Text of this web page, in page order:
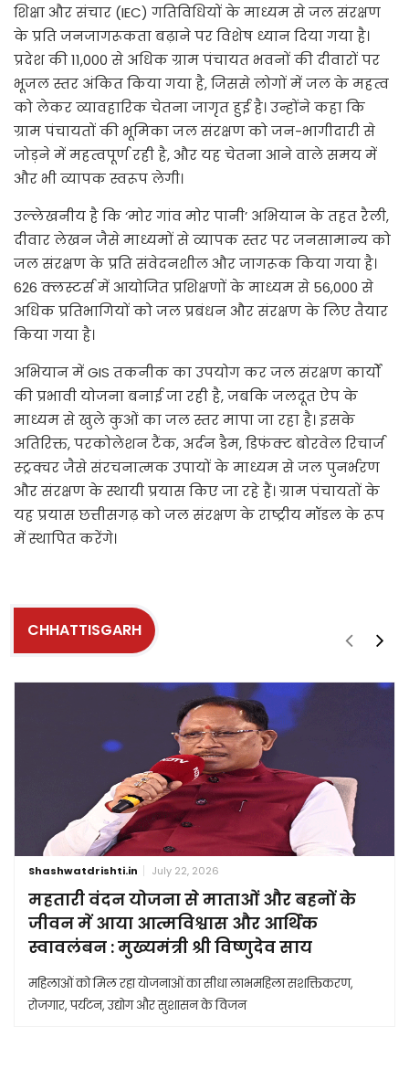
शिक्षा और संचार (IEC) गतिविधियों के माध्यम से जल संरक्षण
के प्रति जनजागरूकता बढ़ाने पर विशेष ध्यान दिया गया है।
प्रदेश की 11,000 से अधिक ग्राम पंचायत भवनों की दीवारों पर
भूजल स्तर अंकित किया गया है, जिससे लोगों में जल के महत्व
को लेकर व्यावहारिक चेतना जागृत हुई है। उन्होंने कहा कि
ग्राम पंचायतों की भूमिका जल संरक्षण को जन-भागीदारी से
जोड़ने में महत्वपूर्ण रही है, और यह चेतना आने वाले समय में
और भी व्यापक स्वरूप लेगी।
उल्लेखनीय है कि ‘मोर गांव मोर पानी’ अभियान के तहत रैली,
दीवार लेखन जैसे माध्यमों से व्यापक स्तर पर जनसामान्य को
जल संरक्षण के प्रति संवेदनशील और जागरूक किया गया है।
626 क्लस्टर्स में आयोजित प्रशिक्षणों के माध्यम से 56,000 से
अधिक प्रतिभागियों को जल प्रबंधन और संरक्षण के लिए तैयार
किया गया है।
अभियान में GIS तकनीक का उपयोग कर जल संरक्षण कार्यों
की प्रभावी योजना बनाई जा रही है, जबकि जलदूत ऐप के
माध्यम से खुले कुओं का जल स्तर मापा जा रहा है। इसके
अतिरिक्त, परकोलेशन टैंक, अर्दन डैम, डिफंक्ट बोरवेल रिचार्ज
स्ट्रक्चर जैसे संरचनात्मक उपायों के माध्यम से जल पुनर्भरण
और संरक्षण के स्थायी प्रयास किए जा रहे हैं। ग्राम पंचायतों के
यह प्रयास छत्तीसगढ़ को जल संरक्षण के राष्ट्रीय मॉडल के रूप
में स्थापित करेंगे।
CHHATTISGARH
Shashwatdrishti.in July 22, 2026
महतारी वंदन योजना से माताओं और बहनों के
जीवन में आया आत्मविश्वास और आर्थिक
स्वावलंबन : मुख्यमंत्री श्री विष्णुदेव साय
महिलाओं को मिल रहा योजनाओं का सीधा लाभमहिला सशक्तिकरण,
रोजगार, पर्यटन, उद्योग और सुशासन के विजन